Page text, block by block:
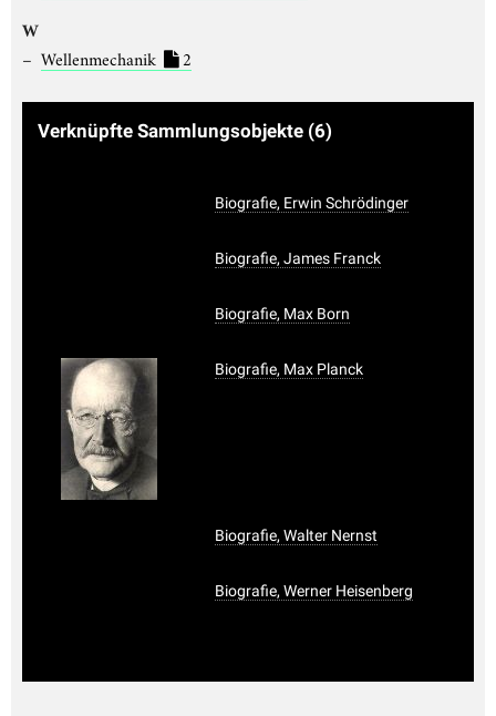
W
Wellenmechanik 2
Verknüpfte Sammlungsobjekte (6)
Biografie, Erwin Schrödinger
Biografie, James Franck
Biografie, Max Born
Biografie, Max Planck
Biografie, Walter Nernst
Biografie, Werner Heisenberg